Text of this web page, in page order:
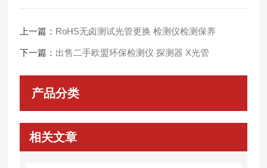
上一篇： RoHS无卤测试光管更换 检测仪检测保养
下一篇： 出售二手欧盟环保检测仪 探测器 X光管
产品分类
相关文章